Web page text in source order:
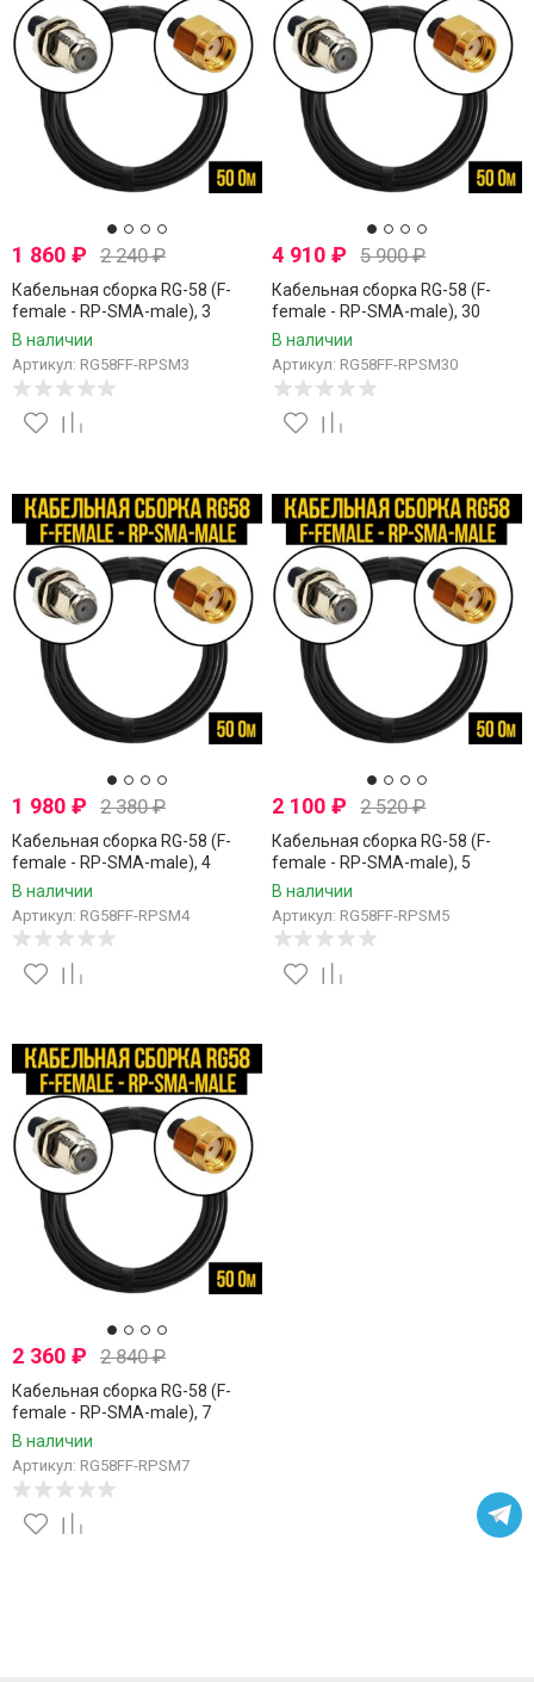
1 860 ₽ 2 240₽
Кабельная сборка RG-58 (F-
female - RP-SMA-male), 3
метра
В наличии
Артикул: RG58FF-RPSM3
4 910₽ 5 900₽
Кабельная сборка RG-58 (F-
female - RP-SMA-male), 30
метров
В наличии
Артикул: RG58FF-RPSM30
1 980 ₽ 2 380₽
Кабельная сборка RG-58 (F-
female - RP-SMA-male), 4
метра
В наличии
Артикул: RG58FF-RPSM4
2 100₽ 2 520₽
Кабельная сборка RG-58 (F-
female - RP-SMA-male), 5
метров
В наличии
Артикул: RG58FF-RPSM5
2 360 ₽ 2 840₽
Кабельная сборка RG-58 (F-
female - RP-SMA-male), 7
метров
В наличии
Артикул: RG58FF-RPSM7